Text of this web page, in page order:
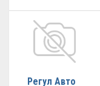
Регул Авто